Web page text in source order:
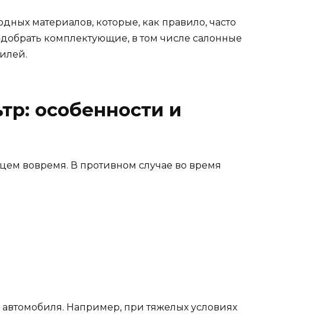
материалов, которые, как правило, часто
комплектующие, в том числе салонные
особенности и
вовремя. В противном случае во время
Например, при тяжелых условиях